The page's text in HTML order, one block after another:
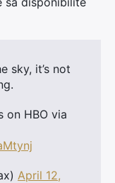
sky, it’s not
on HBO via
April 12,